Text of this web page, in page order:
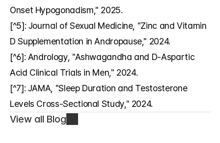
Onset Hypogonadism," 2025.
[^5]: Journal of Sexual Medicine, "Zinc and Vitamin
D Supplementation in Andropause," 2024.
[^6]: Andrology, "Ashwagandha and D-Aspartic
Acid Clinical Trials in Men," 2024.
[^7]: JAMA, "Sleep Duration and Testosterone
Levels Cross-Sectional Study," 2024.
View all Blog